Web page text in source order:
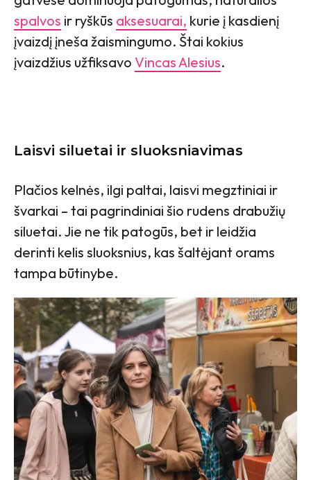
spalvos ir ryškūs aksesuarai, kurie į kasdienį
įvaizdį įneša žaismingumo. Štai kokius
įvaizdžius užfiksavo Vincas Alesius.
Laisvi siluetai ir sluoksniavimas
Plačios kelnės, ilgi paltai, laisvi megztiniai ir
švarkai – tai pagrindiniai šio rudens drabužių
siluetai. Jie ne tik patogūs, bet ir leidžia
derinti kelis sluoksnius, kas šaltėjant orams
tampa būtinybe.